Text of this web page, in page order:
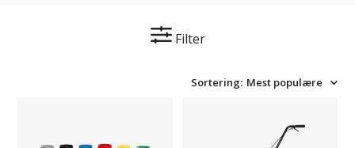
Filter
Sortering: Mest populære